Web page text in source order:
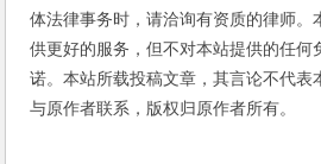
体法律事务时，请洽询有资质的律师。
供更好的服务，但不对本站提供的任何
诺。本站所载投稿文章，其言论不代表
与原作者联系，版权归原作者所有。